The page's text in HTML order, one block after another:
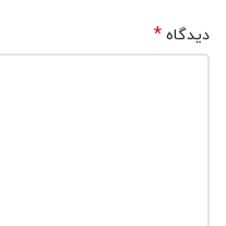
دیدگاه *